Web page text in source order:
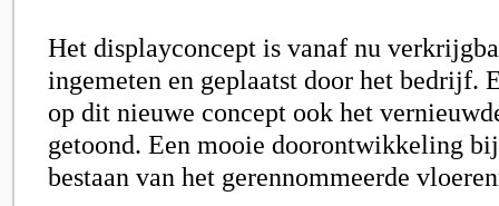
Het displayconcept is vanaf nu
ingemeten en geplaatst door het bedrijf.
op dit nieuwe concept ook het
getoond. Een mooie doorontwikkeling
bestaan van het gerennommeerde